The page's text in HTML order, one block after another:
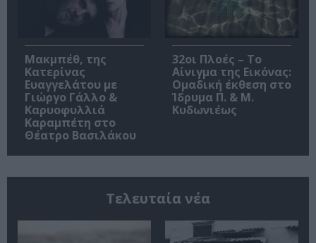
Μακμπέθ, της
Κατερίνας
Ευαγγελάτου με
Γιώργο Γάλλο &
Καρυοφυλλιά
Καραμπέτη στο
Θέατρο Βασιλάκου
32οι Πλοές – Το
Αίνιγμα της Εικόνας:
Ομαδική έκθεση στο
Ίδρυμα Π. & Μ.
Κυδωνιέως
Τελευταία νέα